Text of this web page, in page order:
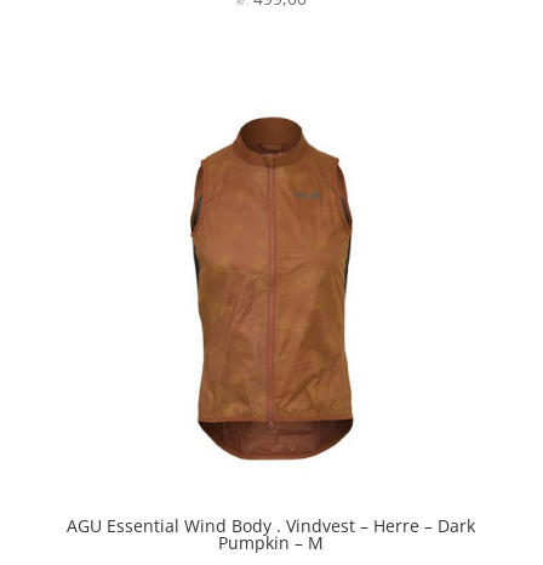
AGU Essential Wind Body . Vindvest – Herre – Dark
Pumpkin – M